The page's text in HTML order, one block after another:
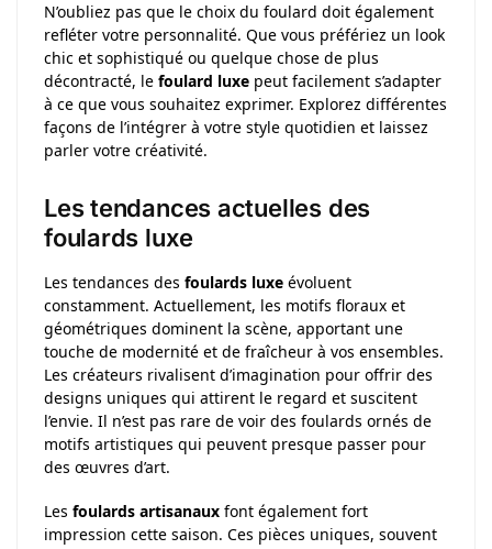
N’oubliez pas que le choix du foulard doit également
refléter votre personnalité. Que vous préfériez un look
chic et sophistiqué ou quelque chose de plus
décontracté, le foulard luxe peut facilement s’adapter
à ce que vous souhaitez exprimer. Explorez différentes
façons de l’intégrer à votre style quotidien et laissez
parler votre créativité.
Les tendances actuelles des
foulards luxe
Les tendances des foulards luxe évoluent
constamment. Actuellement, les motifs floraux et
géométriques dominent la scène, apportant une
touche de modernité et de fraîcheur à vos ensembles.
Les créateurs rivalisent d’imagination pour offrir des
designs uniques qui attirent le regard et suscitent
l’envie. Il n’est pas rare de voir des foulards ornés de
motifs artistiques qui peuvent presque passer pour
des œuvres d’art.
Les foulards artisanaux font également fort
impression cette saison. Ces pièces uniques, souvent